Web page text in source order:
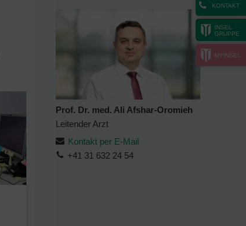
KONTAKT
INSEL
GRUPPE
MYINSEL
Prof. Dr. med. Ali Afshar-Oromieh
Leitender Arzt
Kontakt per E-Mail
+41 31 632 24 54